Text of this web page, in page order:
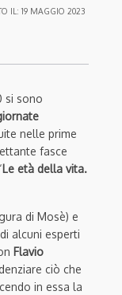
IL: 19 MAGGIO 2023
si sono
nelle prime
fasce
Le età della vita.
di Mosè) e
alcuni esperti
Flavio
ciò che
in essa la